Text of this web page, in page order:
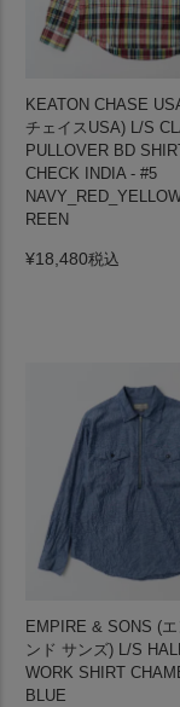
KEATON CHASE
チェイスUSA) L/S
PULLOVER BD
CHECK INDIA - #5
REEN
¥18,480税込
EMPIRE & SONS (
ンド サンズ) L/S
WORK SHIRT
BLUE